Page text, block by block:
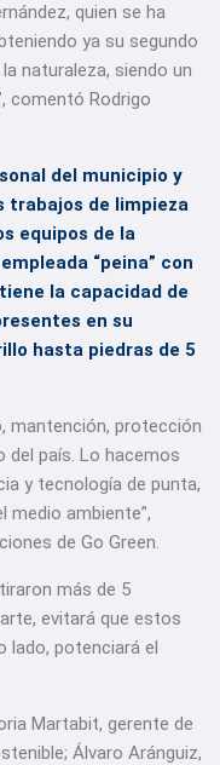
quien se ha
ya su segundo
naturaleza, siendo un
comentó Rodrigo
del municipio y
trabajos de limpieza
equipos de la
“peina” con
la capacidad de
en su
hasta piedras de 5
mantención, protección
del país. Lo hacemos
y tecnología de punta,
medio ambiente”,
de Go Green.
más de 5
evitará que estos
lado, potenciará el
Martabit, gerente de
Álvaro Aránguiz,